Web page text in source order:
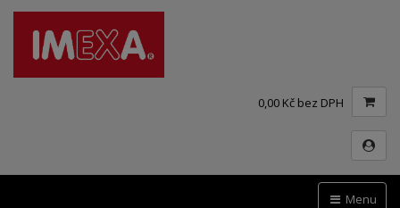
0,00 Kč bez DPH
Menu